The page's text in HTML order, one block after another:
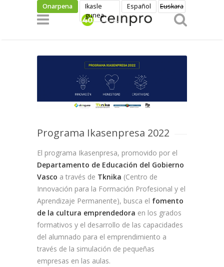
Skip to main content
Onarpena
Ikasle
gunea
Español Euskara
Programa Ikasenpresa 2022
El programa Ikasenpresa, promovido por el
Departamento de Educación del Gobierno
Vasco a través de Tknika (Centro de
Innovación para la Formación Profesional y el
Aprendizaje Permanente), busca el fomento
de la cultura emprendedora en los grados
formativos y el desarrollo de las capacidades
del alumnado para el emprendimiento a
través de la simulación de pequeñas
empresas en las aulas.